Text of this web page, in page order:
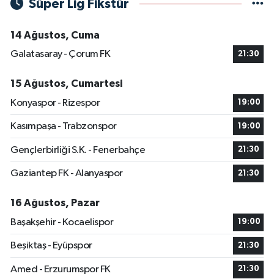
Süper Lig Fikstür
14 Ağustos, Cuma
Galatasaray - Çorum FK
21:30
15 Ağustos, Cumartesi
Konyaspor - Rizespor
19:00
Kasımpaşa - Trabzonspor 19:00
Gençlerbirliği S.K. - Fenerbahçe 21:30
Gaziantep FK - Alanyaspor 21:30
16 Ağustos, Pazar
Başakşehir - Kocaelispor
19:00
Beşiktaş - Eyüpspor 21:30
Amed - Erzurumspor FK 21:30